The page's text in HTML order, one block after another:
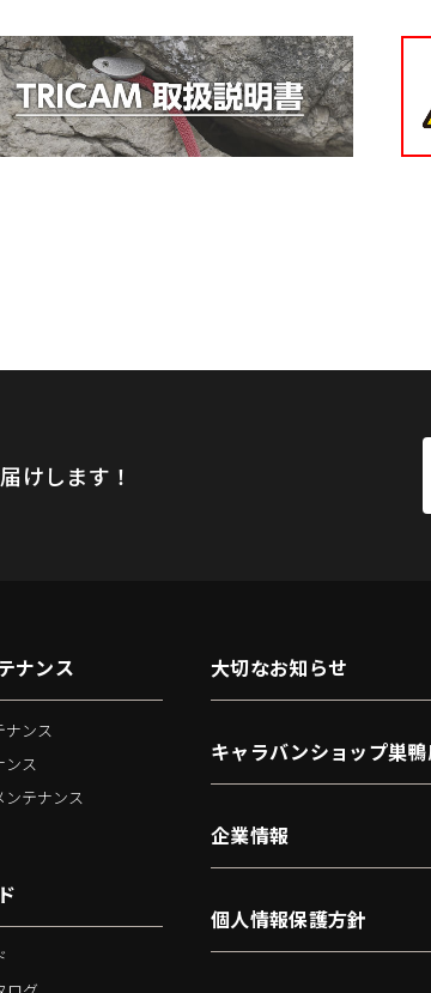
けします！
ナンス
ナンス
ンス
ンテナンス
大切なお知らせ
キャラバンショップ巣
企業情報
個人情報保護方針